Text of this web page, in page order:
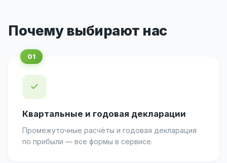
Почему выбирают нас
✓
Квартальные и годовая декларации
Промежуточные расчёты и годовая декларация
по прибыли — все формы в сервисе.